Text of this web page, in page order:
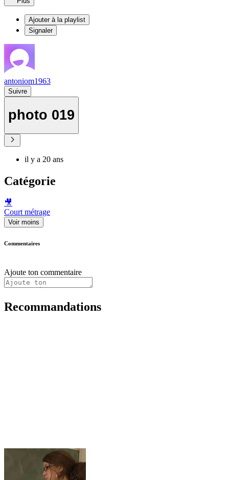
Ajouter à la playlist
Signaler
antoniom1963
Suivre
photo 019
il y a 20 ans
Catégorie
🎥
Court métrage
Voir moins
Commentaires
Ajoute ton commentaire
Recommandations